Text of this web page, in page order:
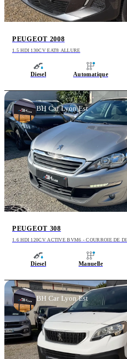
PEUGEOT 2008
1.5 HDI 130CV EAT8 ALLURE
Diesel Automatique
PEUGEOT 308
1.6 HDI 120CV ACTIVE BVM6 - COURROIE DE
Diesel Manuelle
BH Car Lyon Est
BH Car Lyon Est